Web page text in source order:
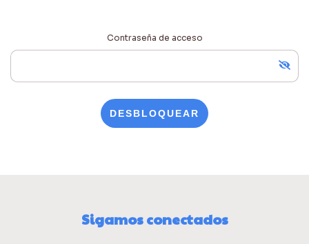
Contraseña de acceso
DESBLOQUEAR
Sigamos conectados